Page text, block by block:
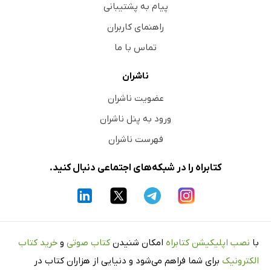
پیام به پشتیبانی
راهنمای کاربران
تماس با ما
ناشران
عضویت ناشران
ورود به پنل ناشران
فهرست ناشران
کتابراه را در شبکه‌های اجتماعی دنبال کنید.
با نصب اپلیکیشن کتابراه امکان شنیدن کتاب صوتی و خرید کتاب
الکترونیک برای شما فراهم می‌شود و دنیایی از هزاران کتاب در